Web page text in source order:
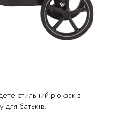
стильний рюкзак з
для батьків.